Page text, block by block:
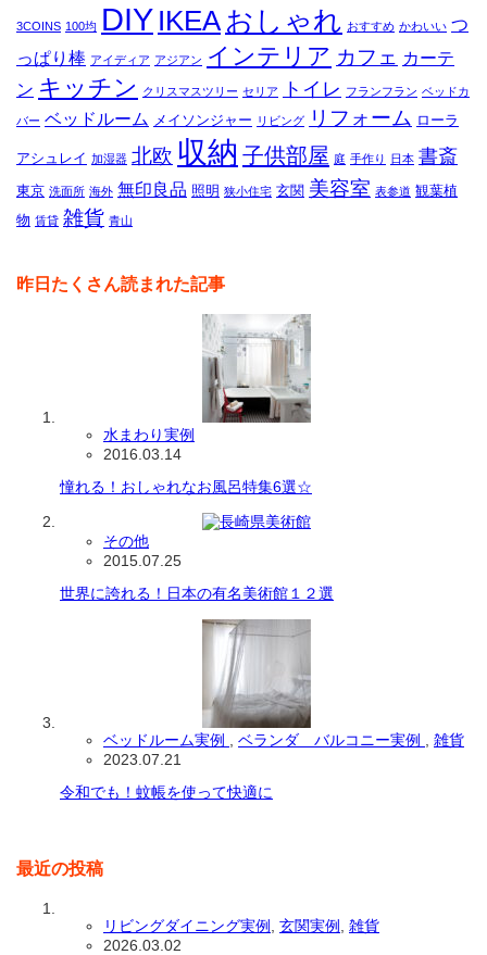
3COINS 100均 DIY IKEA おしゃれ おすすめ かわいい つ
っぱり棒 アイディア アジアン インテリア カフェ カーテ
ン キッチン クリスマスツリー セリア トイレ フランフラン ベッドカ
バー ベッドルーム メイソンジャー リビング リフォーム ローラ
アシュレイ 加湿器 北欧 収納 子供部屋 庭 手作り 日本 書斎
東京 洗面所 海外 無印良品 照明 狭小住宅 玄関 美容室 表参道 観葉植
物 賃貸 雑貨 青山
昨日たくさん読まれた記事
水まわり実例
2016.03.14
憧れる！おしゃれなお風呂特集6選☆
その他
2015.07.25
世界に誇れる！日本の有名美術館１２選
ベッドルーム実例 ベランダ バルコニー実例
雑貨
2023.07.21
令和でも！蚊帳を使って快適に
最近の投稿
リビングダイニング実例 玄関実例
雑貨
2026.03.02